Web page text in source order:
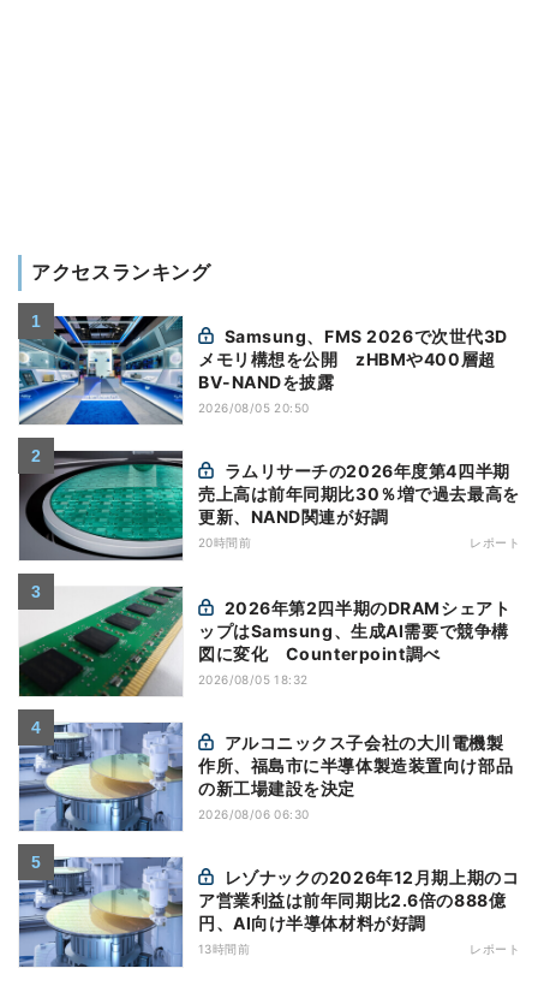
アクセスランキング
メモリ構想を公開 zHBMや400層超
BV-NANDを披露
2026/08/05 20:50
売上高は前年同期比30％増で過去最高を
更新、NAND関連が好調
20時間前 レポート
ップはSamsung、生成AI需要で競争構
図に変化 Counterpoint調べ
2026/08/05 18:32
作所、福島市に半導体製造装置向け部品
の新工場建設を決定
2026/08/06 06:30
ア営業利益は前年同期比2.6倍の888億
円、AI向け半導体材料が好調
13時間前 レポート